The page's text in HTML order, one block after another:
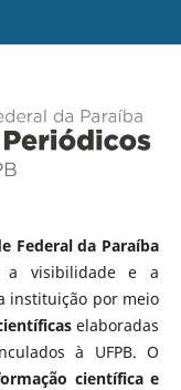
Federal da Paraíba
visibilidade e a
instituição por meio
elaboradas
à UFPB. O
científica e